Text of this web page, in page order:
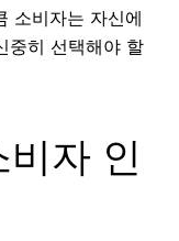
소비자는 자신에
중히 선택해야 할
자 인